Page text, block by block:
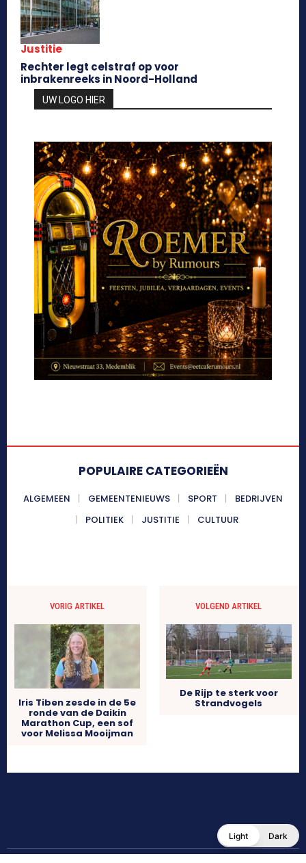
Justitie
Rechter legt celstraf op voor
inbrakenreeks in Noord-Holland
UW LOGO HIER
POPULAIRE CATEGORIEËN
ALGEMEEN GEMEENTENIEUWS SPORT
BEDRIJVEN
POLITIEK
JUSTITIE CULTUUR
VORIG ARTIKEL
Iris Tiben zesde in de 5e
ronde van de Daikin
Marathon Cup, een sof
voor Melissa Mooijman
VOLGEND ARTIKEL
De Rijp te sterk voor
Strandvogels
Light Dark